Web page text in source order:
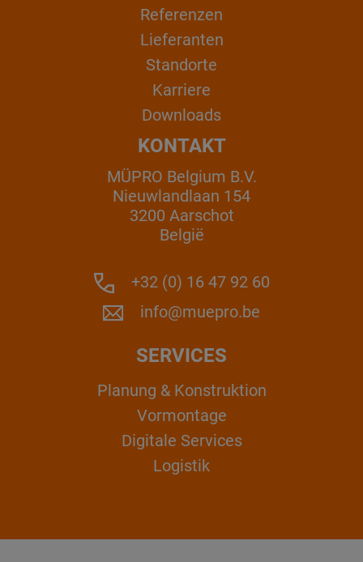
Referenzen
Lieferanten
Standorte
Karriere
Downloads
KONTAKT
MÜPRO Belgium B.V.
Nieuwlandlaan 154
3200 Aarschot
België
+32 (0) 16 47 92 60
info@muepro.be
SERVICES
Planung & Konstruktion
Vormontage
Digitale Services
Logistik